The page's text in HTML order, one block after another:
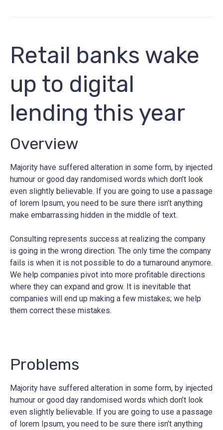
Retail banks wake
up to digital
lending this year
Overview
Majority have suffered alteration in some form, by injected
humour or good day randomised words which don’t look
even slightly believable. If you are going to use a passage
of lorem Ipsum, you need to be sure there isn’t anything
make embarrassing hidden in the middle of text.
Consulting represents success at realizing the company
is going in the wrong direction. The only time the company
fails is when it is not possible to do a turnaround anymore.
We help companies pivot into more profitable directions
where they can expand and grow. It is inevitable that
companies will end up making a few mistakes; we help
them correct these mistakes.
Problems
Majority have suffered alteration in some form, by injected
humour or good day randomised words which don’t look
even slightly believable. If you are going to use a passage
of lorem Ipsum, you need to be sure there isn’t anything